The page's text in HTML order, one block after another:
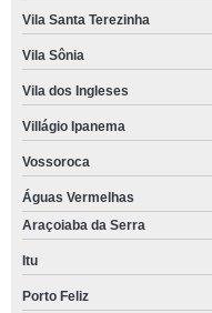
Vila Santa Terezinha
Vila Sônia
Vila dos Ingleses
Villágio Ipanema
Vossoroca
Águas Vermelhas
Araçoiaba da Serra
Itu
Porto Feliz